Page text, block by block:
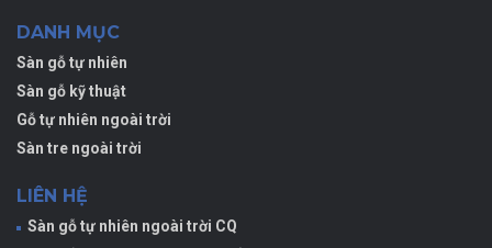
DANH MỤC
Sàn gỗ tự nhiên
Sàn gỗ kỹ thuật
Gỗ tự nhiên ngoài trời
Sàn tre ngoài trời
LIÊN HỆ
Sàn gỗ tự nhiên ngoài trời CQ